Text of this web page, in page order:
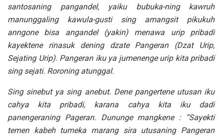
santosaning pangandel, yaiku bubuka-ning kawruh
manunggaling kawula-gusti sing amangsit pikukuh
anngone bisa angandel (yakin) menawa urip pribadi
kayektene rinasuk dening dzate Pangeran (Dzat Urip,
Sejating Urip). Pangeran iku ya jumenenge urip kita pribadi
sing sejati. Roroning atunggal.
Sing sinebut ya sing anebut. Dene pangertene utusan iku
cahya kita pribadi, karana cahya kita iku dadi
panengeraning Pageran. Dununge mangkene : “Sayekti
temen kabeh tumeka marang sira utusaning Pangeran